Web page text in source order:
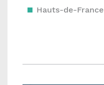
Hauts-de-France